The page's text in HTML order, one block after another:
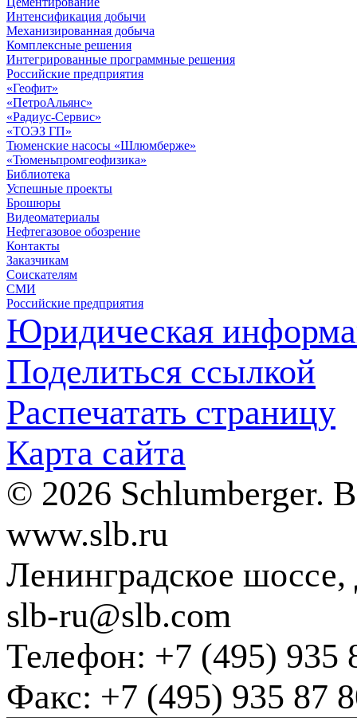
Интенсификация добычи
Механизированная добыча
Комплексные решения
Интегрированные программные решения
Российские предприятия
«Геофит»
«ПетроАльянс»
«Радиус-Сервис»
«ТОЭЗ ГП»
Тюменские насосы «Шлюмберже»
«Тюменьпромгеофизика»
Библиотека
Успешные проекты
Брошюры
Видеоматериалы
Нефтегазовое обозрение
Контакты
Заказчикам
Соискателям
СМИ
Российские предприятия
Юридическая
Поделиться ссылкой
Распечатать страницу
Карта сайта
© 2026 Schlumberger.
www.slb.ru
Ленинградское
slb-ru@slb.com
Телефон: +7 (495) 935
Факс: +7 (495) 935 87